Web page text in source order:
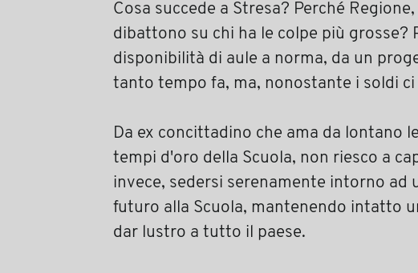
Cosa succede a Stresa? Perché
dibattono su chi ha le colpe più
disponibilità di aule a norma, da un
tanto tempo fa, ma, nonostante i soldi
Da ex concittadino che ama da lontano
tempi d'oro della Scuola, non riesco a
invece, sedersi serenamente intorno
futuro alla Scuola, mantenendo intatto
dar lustro a tutto il paese.